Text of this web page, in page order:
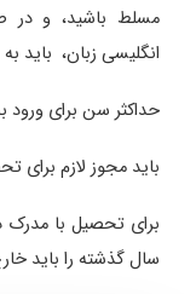
مسلط باشید، و در
انگلیسی زبان، باید
حداکثر سن برای ورود به دوره
باید مجوز لازم برای
برای تحصیل با مدرک
سال گذشته را باید